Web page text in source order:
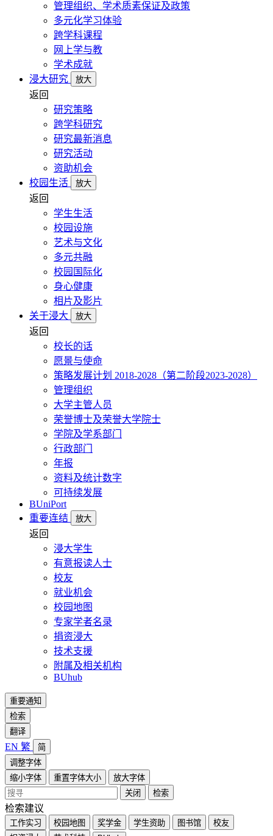
管理组织、学术质素保证及政策
多元化学习体验
跨学科课程
网上学与教
学术成就
浸大研究
放大
返回
研究策略
跨学科研究
研究最新消息
研究活动
资助机会
校园生活
放大
返回
学生生活
校园设施
艺术与文化
多元共融
校园国际化
身心健康
相片及影片
关于浸大
放大
返回
校长的话
愿景与使命
策略发展计划 2018-2028（第二阶段2023-2028）
管理组织
大学主管人员
荣誉博士及荣誉大学院士
学院及学系部门
行政部门
年报
资料及统计数字
可持续发展
BUniPort
重要连结
放大
返回
浸大学生
有意报读人士
校友
就业机会
校园地图
专家学者名录
捐资浸大
技术支援
附属及相关机构
BUhub
重要通知
检索
翻译
EN 繁
简
调整字体
缩小字体
重置字体大小
放大字体
关闭
检索
检索建议
工作实习 校园地图 奖学金 学生资助 图书馆
校友